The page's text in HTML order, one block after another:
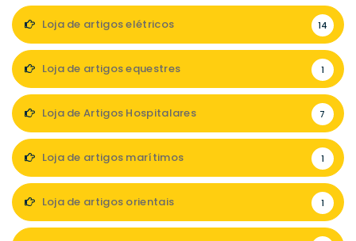
Loja de artigos elétricos 14
Loja de artigos equestres 1
Loja de Artigos Hospitalares 7
Loja de artigos marítimos 1
Loja de artigos orientais 1